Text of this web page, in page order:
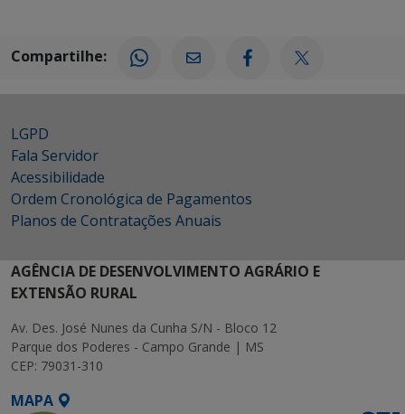
Compartilhe:
LGPD
Fala Servidor
Acessibilidade
Ordem Cronológica de Pagamentos
Planos de Contratações Anuais
AGÊNCIA DE DESENVOLVIMENTO AGRÁRIO E
EXTENSÃO RURAL
Av. Des. José Nunes da Cunha S/N - Bloco 12
Parque dos Poderes - Campo Grande | MS
CEP: 79031-310
MAPA